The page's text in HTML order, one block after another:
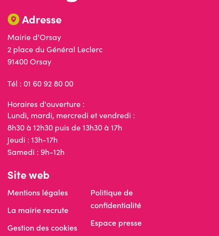
Adresse
Mairie d'Orsay
2 place du Général Leclerc
91400 Orsay
Tél : 01 60 92 80 00
Horaires d'ouverture :
Lundi, mardi, mercredi et vendredi :
8h30 à 12h30 puis de 13h30 à 17h
Jeudi : 13h-17h
Samedi : 9h-12h
Site web
Mentions légales
La mairie recrute
Gestion des cookies
Politique de
confidentialité
Espace presse